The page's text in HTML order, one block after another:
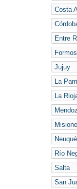
Costa
Entre
Jujuy
La
La
Río
Salta
San